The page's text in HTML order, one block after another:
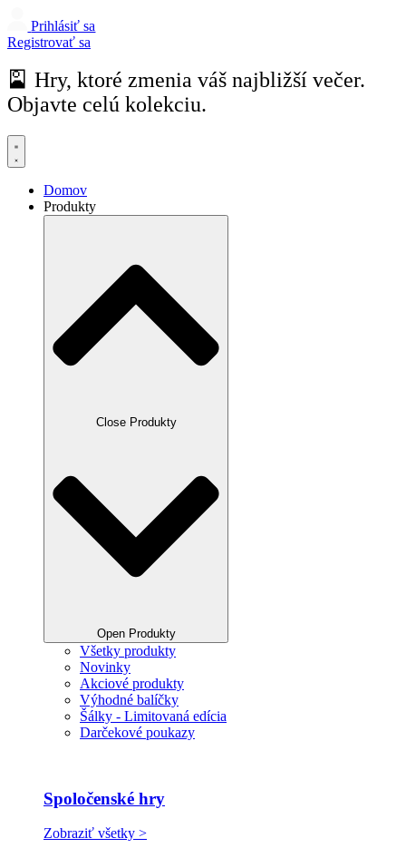
Prihlásiť sa
Registrovať sa
🎴 Hry, ktoré zmenia váš najbližší večer.
Objavte celú kolekciu.
Domov
Produkty
Close Produkty
Open Produkty
Všetky produkty
Novinky
Akciové produkty
Výhodné balíčky
Šálky - Limitovaná edícia
Darčekové poukazy
Spoločenské hry
Zobraziť všetky >